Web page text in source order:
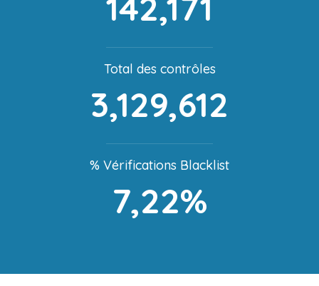
Total des contrôles
3,129,612
% Vérifications Blacklist
7,22%